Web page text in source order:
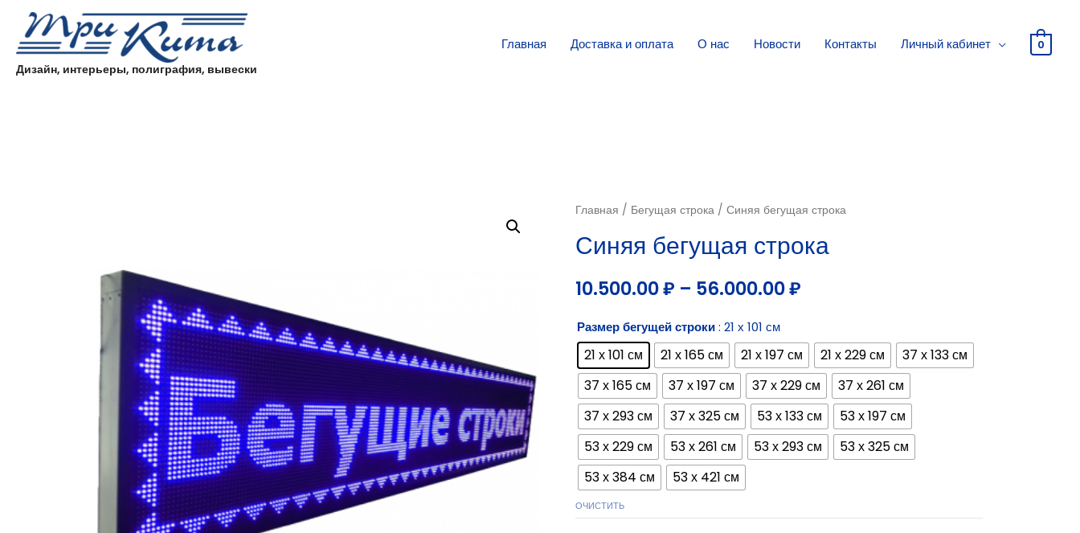
Дизайн, интерьеры, полиграфия, вывески
Главная Доставка и оплата О нас Новости Контакты Личный кабинет 0
Главная / Бегущая строка / Синяя бегущая строка
Синяя бегущая строка
10.500.00₽ – 56.000.00₽
Размер бегущей строки: 21 х 101 см
21 х 101 см 21 х 165 см 21 х 197 см 21 х 229 см
37 х 133 см
37 х 165 см
37 х 197 см 37 х 229 см
37 х 261 см
37 х 293 см
37 х 325 см 53 х 133 см
53 х 197 см
53 х 229 см
53 х 261 см 53 х 293 см
53 х 325 см
53 х 384 см
53 х 421 см
ОЧИСТИТЬ